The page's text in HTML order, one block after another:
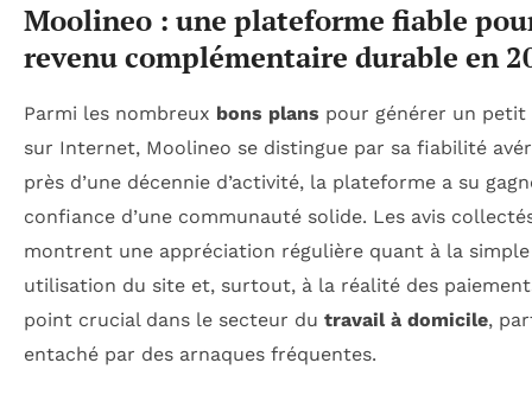
Moolineo : une plateforme fiable
revenu complémentaire durable en
Parmi les nombreux bons plans pour générer un petit
sur Internet, Moolineo se distingue par sa fiabilité
près d’une décennie d’activité, la plateforme a su
confiance d’une communauté solide. Les avis
montrent une appréciation régulière quant à la simple
utilisation du site et, surtout, à la réalité des
point crucial dans le secteur du travail à domicile,
entaché par des arnaques fréquentes.